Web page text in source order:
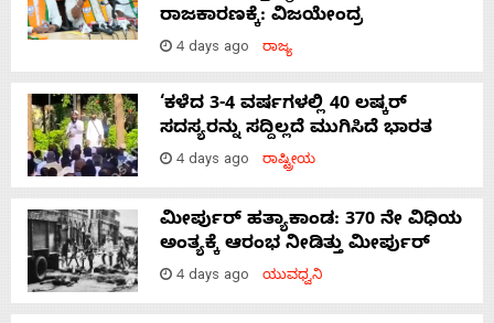
ರಾಜಕಾರಣಕ್ಕೆ: ವಿಜಯೇಂದ್ರ
4 days ago ರಾಜ್ಯ
‘ಕಳೆದ 3-4 ವರ್ಷಗಳಲ್ಲಿ 40 ಲಷ್ಕರ್
ಸದಸ್ಯರನ್ನು ಸದ್ದಿಲ್ಲದೆ ಮುಗಿಸಿದೆ ಭಾರತ
4 days ago ರಾಷ್ಟ್ರೀಯ
ಮೀರ್ಪುರ್ ಹತ್ಯಾಕಾಂಡ: 370 ನೇ ವಿಧಿಯ
ಅಂತ್ಯಕ್ಕೆ ಆರಂಭ ನೀಡಿತ್ತು ಮೀರ್ಪುರ್
4 days ago ಯುವಧ್ವನಿ